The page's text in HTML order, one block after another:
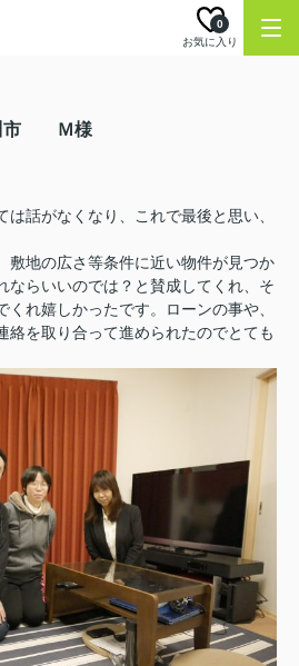
お気に入り
0
市 Ｍ様
は話がなくなり、これで最後と思い、
敷地の広さ等条件に近い物件が見つか
ならいいのでは？と賛成してくれ、そ
れ嬉しかったです。ローンの事や、
絡を取り合って進められたのでとても